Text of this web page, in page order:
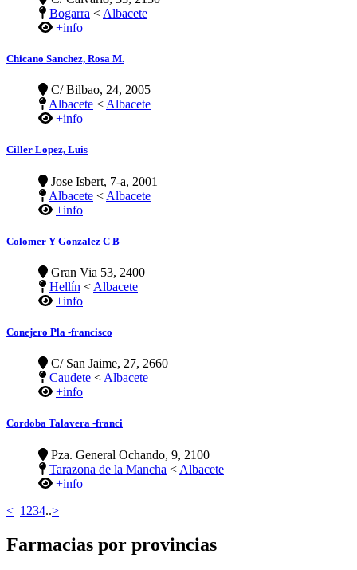
Bogarra < Albacete
+info
Chicano Sanchez, Rosa M.
C/ Bilbao, 24, 2005
Albacete < Albacete
+info
Ciller Lopez, Luis
Jose Isbert, 7-a, 2001
Albacete < Albacete
+info
Colomer Y Gonzalez C B
Gran Via 53, 2400
Hellín < Albacete
+info
Conejero Pla -francisco
C/ San Jaime, 27, 2660
Caudete < Albacete
+info
Cordoba Talavera -franci
Pza. General Ochando, 9, 2100
Tarazona de la Mancha < Albacete
+info
< 1 234..>
Farmacias por provincias